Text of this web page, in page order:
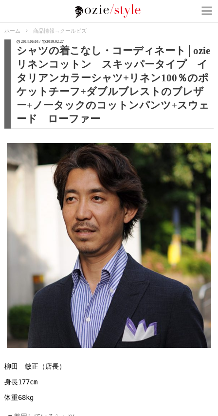
ホーム 商品情報 → クールビズ
2014.06.04 / 2019.02.27
シャツの着こなし・コーディネート│ozie
リネンコットン スキッパータイプ イ
タリアンカラーシャツ+リネン100％のポ
ケットチーフ+ダブルブレストのブレザ
ー+ノータックのコットンパンツ+スウェ
ード ローファー
柳田　敏正（店長）
身長177cm
体重68kg